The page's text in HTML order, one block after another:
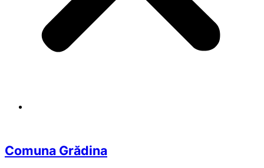
Comuna Grădina